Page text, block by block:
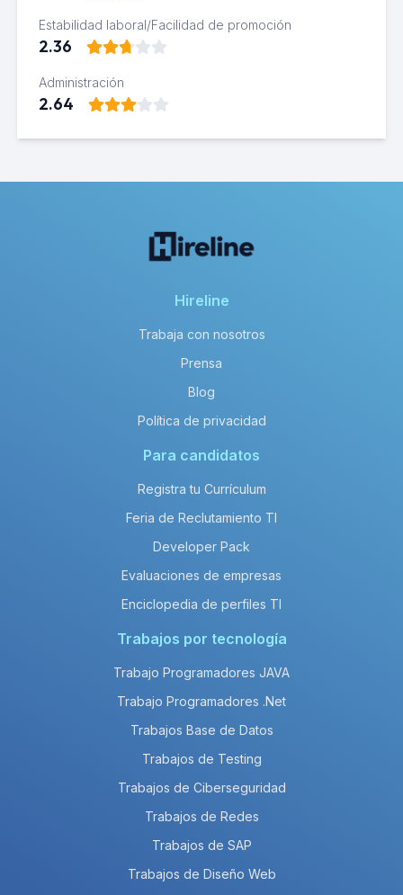
Estabilidad laboral/Facilidad de promoción
2.36
Administración
2.64
Hireline
Trabaja con nosotros
Prensa
Blog
Política de privacidad
Para candidatos
Registra tu Currículum
Feria de Reclutamiento TI
Developer Pack
Evaluaciones de empresas
Enciclopedia de perfiles TI
Trabajos por tecnología
Trabajo Programadores JAVA
Trabajo Programadores .Net
Trabajos Base de Datos
Trabajos de Testing
Trabajos de Ciberseguridad
Trabajos de Redes
Trabajos de SAP
Trabajos de Diseño Web